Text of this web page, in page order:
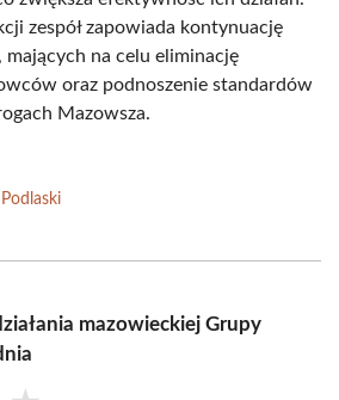
zespół zapowiada kontynuację
na celu eliminację
oraz podnoszenie standardów
Mazowsza.
mazowieckiej Grupy